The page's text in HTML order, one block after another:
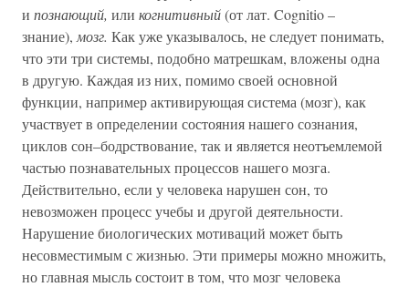
и познающий, или когнитивный(от лат. Cognitio –
знание), мозг. Как уже указывалось, не следует понимать,
что эти три системы, подобно матрешкам, вложены одна
в другую. Каждая из них, помимо своей основной
функции, например активирующая система (мозг), как
участвует в определении состояния нашего сознания,
циклов сон–бодрствование, так и является неотъемлемой
частью познавательных процессов нашего мозга.
Действительно, если у человека нарушен сон, то
невозможен процесс учебы и другой деятельности.
Нарушение биологических мотиваций может быть
несовместимым с жизнью. Эти примеры можно множить,
но главная мысль состоит в том, что мозг человека